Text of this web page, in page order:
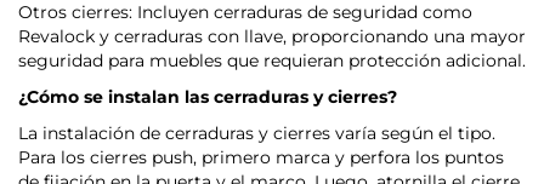
Otros cierres: Incluyen cerraduras de seguridad como
Revalock y cerraduras con llave, proporcionando una mayor
seguridad para muebles que requieran protección adicional.
¿Cómo se instalan las cerraduras y cierres?
La instalación de cerraduras y cierres varía según el tipo.
Para los cierres push, primero marca y perfora los puntos